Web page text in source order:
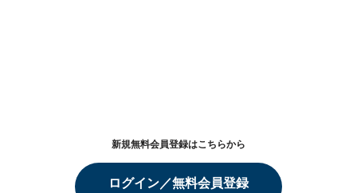
新規無料会員登録はこちらから
ログイン／無料会員登録